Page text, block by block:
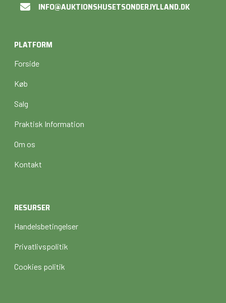
INFO@AUKTIONSHUSETSONDERJYLLAND.DK
PLATFORM
Forside
Køb
Salg
Praktisk Information
Om os
Kontakt
RESURSER
Handelsbetingelser
Privatlivspolitik
Cookies politik